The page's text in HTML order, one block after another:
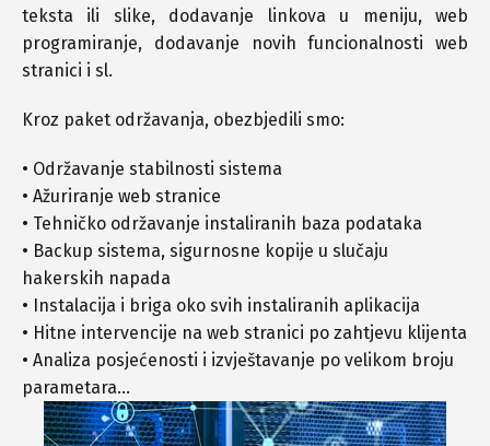
teksta ili slike, dodavanje linkova u meniju, web
programiranje, dodavanje novih funcionalnosti web
stranici i sl.
Kroz paket održavanja, obezbjedili smo:
• Održavanje stabilnosti sistema
• Ažuriranje web stranice
• Tehničko održavanje instaliranih baza podataka
• Backup sistema, sigurnosne kopije u slučaju
hakerskih napada
• Instalacija i briga oko svih instaliranih aplikacija
• Hitne intervencije na web stranici po zahtjevu klijenta
• Analiza posjećenosti i izvještavanje po velikom broju
parametara…